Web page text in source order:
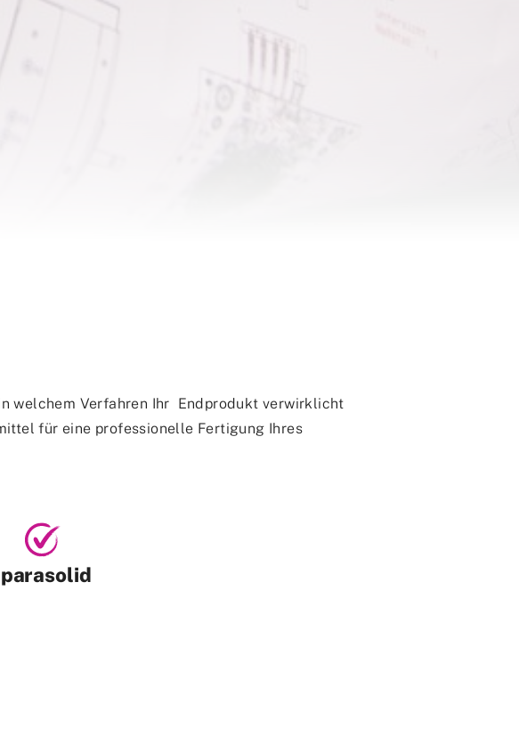
welchem Verfahren Ihr Endprodukt verwirklicht
für eine professionelle Fertigung Ihres